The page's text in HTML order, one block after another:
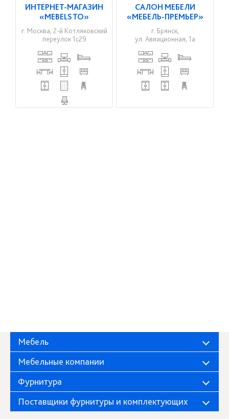
ИНТЕРНЕТ-МАГАЗИН
«MEBELSTO»
г. Москва, 2-й Котляковский
переулок 1с29
САЛОН МЕБЕЛИ
«МЕБЕЛЬ-ПРЕМЬЕР»
г. Брянск,
ул. Авиационная, 1а
Мебель
Мебельные компании
Фурнитура
Поставщики фурнитуры и комплектующих